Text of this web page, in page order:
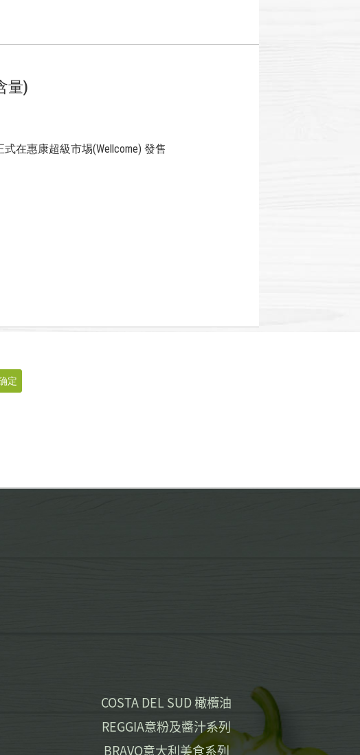
量)
在惠康超級市埸(Wellcome) 發售
定
COSTA DEL SUD 橄欖油
REGGIA意粉及醬汁系列
BRAVO意大利美食系列